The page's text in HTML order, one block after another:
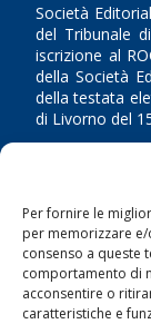
Per fornire le
per memorizzare
consenso a queste
comportamento di
acconsentire o
caratteristiche e
Società
del Tribunale
iscrizione al
della Società
della testata
di Livorno del